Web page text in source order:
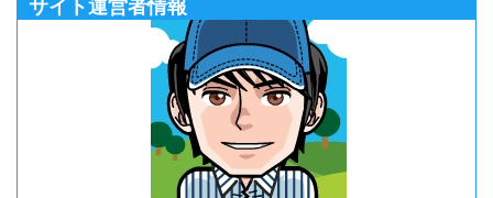
サイト運営者情報